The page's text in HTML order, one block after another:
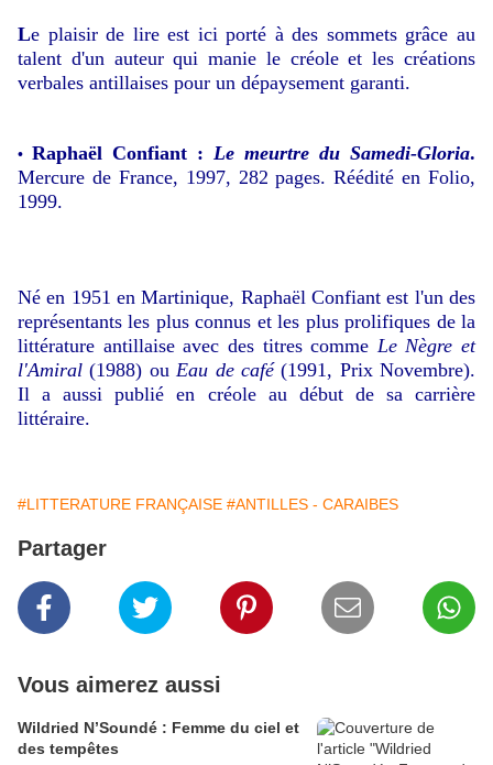
Le plaisir de lire est ici porté à des sommets grâce au
talent d'un auteur qui manie le créole et les créations
verbales antillaises pour un dépaysement garanti.
• Raphaël Confiant : Le meurtre du Samedi-Gloria.
Mercure de France, 1997, 282 pages. Réédité en Folio,
1999.
Né en 1951 en Martinique, Raphaël Confiant est l'un des
représentants les plus connus et les plus prolifiques de la
littérature antillaise avec des titres comme Le Nègre et
l'Amiral (1988) ouEau de café(1991, Prix Novembre).
Il a aussi publié en créole au début de sa carrière
littéraire.
#LITTERATURE FRANÇAISE #ANTILLES - CARAIBES
Partager
Vous aimerez aussi
Wildried N’Soundé : Femme du ciel et
des tempêtes